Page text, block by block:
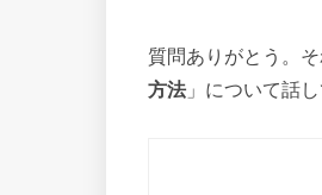
質問ありがとう。
方法」について話し